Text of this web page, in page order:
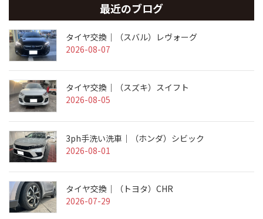
最近のブログ
タイヤ交換｜（スバル）レヴォーグ
2026-08-07
タイヤ交換｜（スズキ）スイフト
2026-08-05
3ph手洗い洗車｜（ホンダ）シビック
2026-08-01
タイヤ交換｜（トヨタ）CHR
2026-07-29